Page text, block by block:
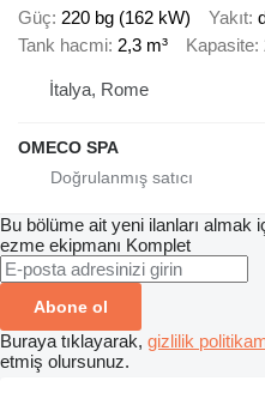
Güç 220 bg (162 kW) Yakıt
Tank hacmi 2,3 m³ Kapasite
İtalya, Rome
OMECO SPA
Bu bölüme ait yeni ilanları almak
ezme ekipmanı Komplet
Abone ol
Buraya tıklayarak, gizlilik
etmiş olursunuz.